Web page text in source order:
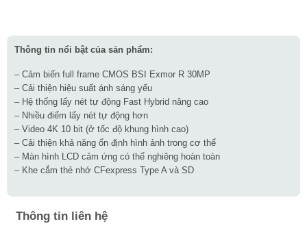
Thông tin nổi bật của sản phẩm:
– Cảm biến full frame CMOS BSI Exmor R 30MP
– Cải thiện hiệu suất ánh sáng yếu
– Hệ thống lấy nét tự động Fast Hybrid nâng cao
– Nhiều điểm lấy nét tự động hơn
– Video 4K 10 bit (ở tốc độ khung hình cao)
– Cải thiện khả năng ổn định hình ảnh trong cơ thể
– Màn hình LCD cảm ứng có thể nghiêng hoàn toàn
– Khe cắm thẻ nhớ CFexpress Type A và SD
Thông tin liên hệ